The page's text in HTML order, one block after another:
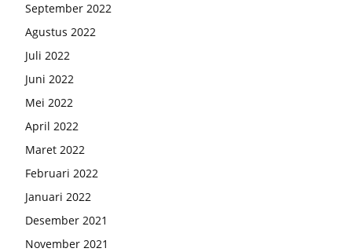
September 2022
Agustus 2022
Juli 2022
Juni 2022
Mei 2022
April 2022
Maret 2022
Februari 2022
Januari 2022
Desember 2021
November 2021